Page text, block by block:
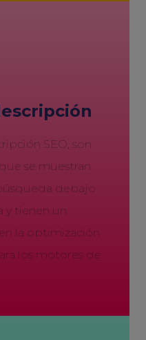
SEO, son
se muestran
debajo
y tienen un
la optimización
los motores de